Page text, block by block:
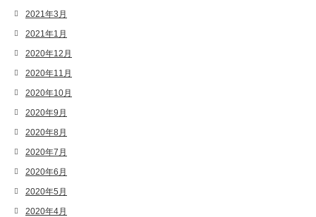
2021年3月
2021年1月
2020年12月
2020年11月
2020年10月
2020年9月
2020年8月
2020年7月
2020年6月
2020年5月
2020年4月